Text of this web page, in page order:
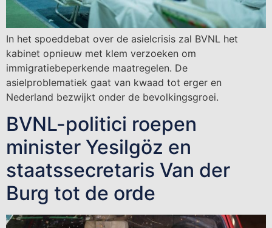
In het spoeddebat over de asielcrisis zal BVNL het
kabinet opnieuw met klem verzoeken om
immigratiebeperkende maatregelen. De
asielproblematiek gaat van kwaad tot erger en
Nederland bezwijkt onder de bevolkingsgroei.
BVNL-politici roepen
minister Yesilgöz en
staatssecretaris Van der
Burg tot de orde